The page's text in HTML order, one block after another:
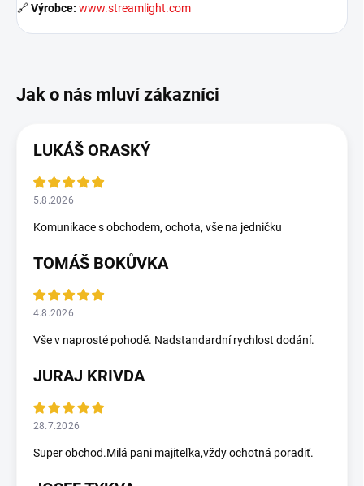
🔗Výrobce: www.streamlight.com
LUKÁŠ ORASKÝ
5.8.2026
Komunikace s obchodem, ochota, vše na jedničku
TOMÁŠ BOKŮVKA
4.8.2026
Vše v naprosté pohodě. Nadstandardní rychlost dodání.
JURAJ KRIVDA
28.7.2026
Super obchod.Milá pani majiteľka,vždy ochotná poradiť.